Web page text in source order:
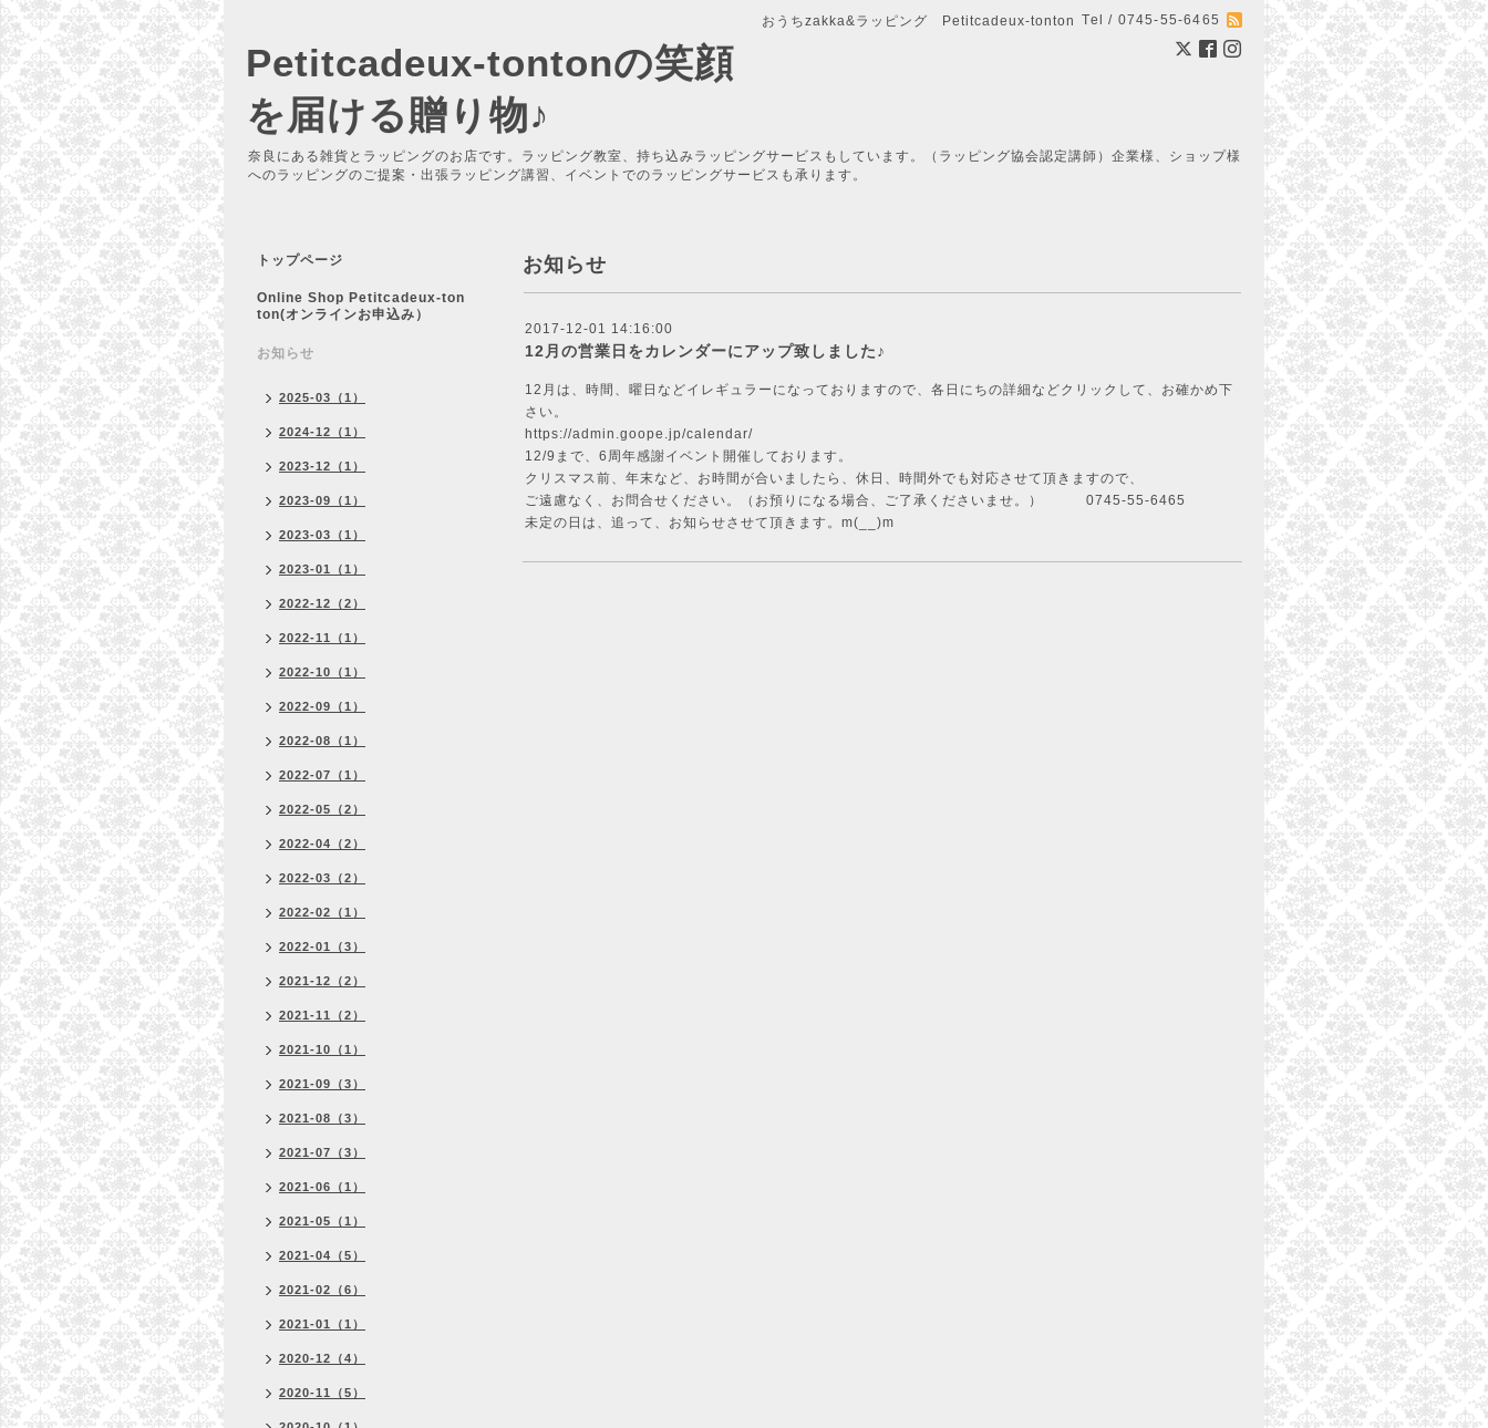
おうちzakka&ラッピング Petitcadeux-tonton Tel / 0745-55-6465
Petitcadeux-tontonの笑顔
を届ける贈り物♪
奈良にある雑貨とラッピングのお店です。ラッピング教室、持ち込みラッピングサービスもしています。（ラッピング協会認定講師）企業様、ショップ様
へのラッピングのご提案・出張ラッピング講習、イベントでのラッピングサービスも承ります。
お知らせ
2017-12-01 14:16:00
12月の営業日をカレンダーにアップ致しました♪
12月は、時間、曜日などイレギュラーになっておりますので、各日にちの詳細などクリックして、お確かめ下
さい。
https://admin.goope.jp/calendar/
12/9まで、6周年感謝イベント開催しております。
クリスマス前、年末など、お時間が合いましたら、休日、時間外でも対応させて頂きますので、
ご遠慮なく、お問合せください。（お預りになる場合、ご了承くださいませ。） 0745-55-6465
未定の日は、追って、お知らせさせて頂きます。m(__)m
トップページ
Online Shop Petitcadeux-ton
ton(オンラインお申込み）
お知らせ
2025-03（1）
2024-12（1）
2023-12（1）
2023-09（1）
2023-03（1）
2023-01（1）
2022-12（2）
2022-11（1）
2022-10（1）
2022-09（1）
2022-08（1）
2022-07（1）
2022-05（2）
2022-04（2）
2022-03（2）
2022-02（1）
2022-01（3）
2021-12（2）
2021-11（2）
2021-10（1）
2021-09（3）
2021-08（3）
2021-07（3）
2021-06（1）
2021-05（1）
2021-04（5）
2021-02（6）
2021-01（1）
2020-12（4）
2020-11（5）